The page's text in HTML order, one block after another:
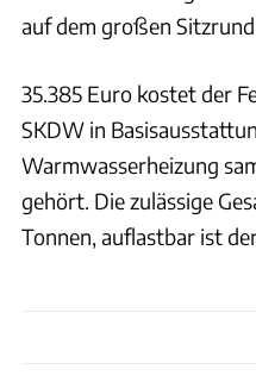
auf dem großen
35.385 Euro kostet der
SKDW in
Warmwasserheizung
gehört. Die zulässige
Tonnen, auflastbar ist